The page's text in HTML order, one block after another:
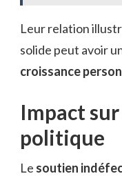
Leur relation
solide peut avoir
croissance
Impact
politique
Le soutien